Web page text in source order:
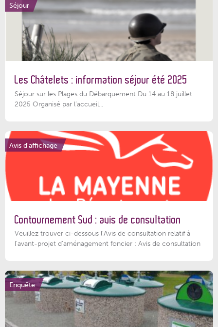
Séjour
Les Châtelets : information séjour été 2025
Séjour sur les Plages du Débarquement Du 14 au 18 juillet
2025 Organisé par l’accueil...
Avis d'affichage
Contournement Sud : avis de consultation
Veuillez trouver ci-dessous l’Avis de consultation relatif à
l'avant-projet d'aménagement foncier : Avis de consultation
Enquête